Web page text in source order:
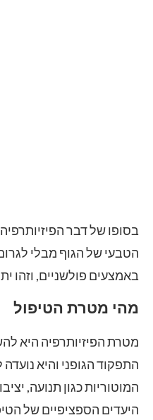
בסופו של דבר
הטבעי של הגוף מבלי
באמצעים פולשניים, וזהו
מהי מטרת הטיפול
מטרת הפיזיותרפיה היא
התפקוד הגופני והיא
המוטוריות כגון תנועה,
היעדים הספציפיים של